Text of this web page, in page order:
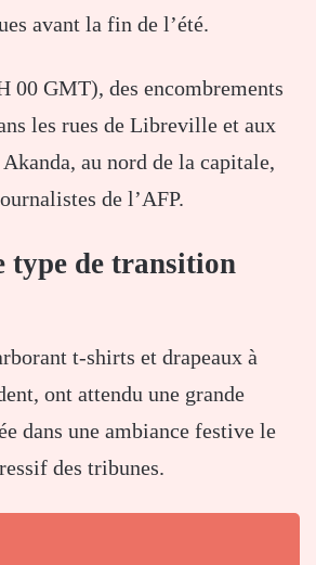
avant la fin de l’été.
00 GMT), des encombrements
les rues de Libreville et aux
au nord de la capitale,
de l’AFP.
type de transition
t-shirts et drapeaux à
ont attendu une grande
dans une ambiance festive le
des tribunes.